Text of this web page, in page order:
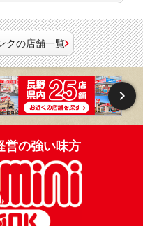
クの店舗一覧
営の強い味方